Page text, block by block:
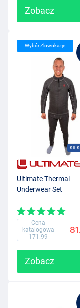
Zobacz
Wybór Zlowokazje
Ultimate Thermal
Underwear Set
Cena
katalogowa
171.99
Zobacz